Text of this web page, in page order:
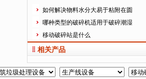
如何解决物料水分大易于粘附在圆
哪种类型的破碎机适用于破碎潮湿
移动破碎站是什么
相关产品